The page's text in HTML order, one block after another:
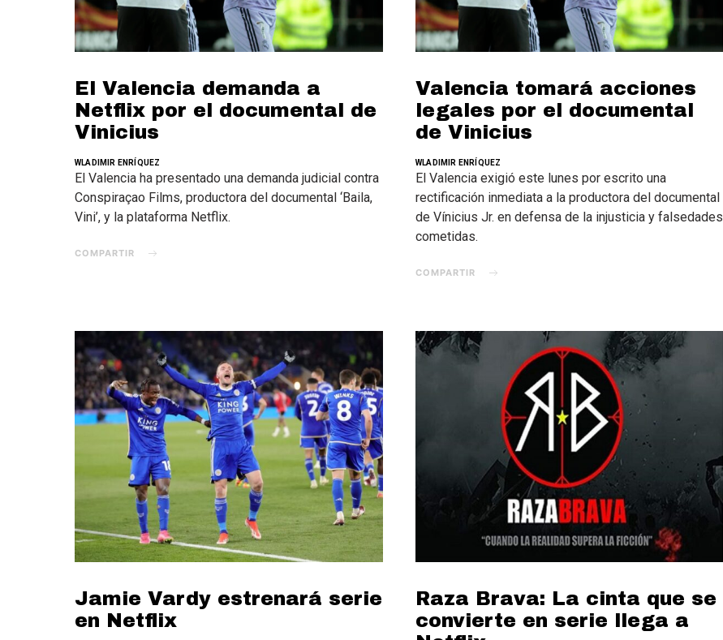
El Valencia demanda a
Netflix por el documental de
Vinicius
WLADIMIR ENRÍQUEZ
El Valencia ha presentado una demanda judicial contra
Conspiraçao Films, productora del documental ‘Baila,
Vini’, y la plataforma Netflix.
COMPARTIR
Valencia tomará acciones
legales por el documental
de Vinicius
WLADIMIR ENRÍQUEZ
El Valencia exigió este lunes por escrito una
rectificación inmediata a la productora del documental
de Vínicius Jr. en defensa de la injusticia y falsedades
cometidas.
COMPARTIR
Jamie Vardy estrenará serie
en Netflix
Raza Brava: La cinta que se
convierte en serie llega a